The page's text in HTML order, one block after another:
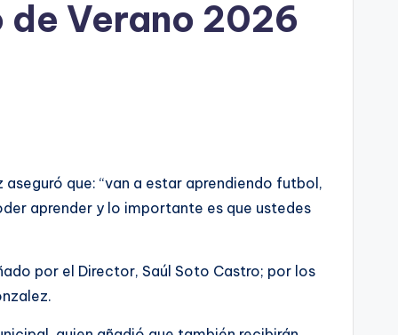
Verano 2026
que: “van a estar aprendiendo futbol,
aprender y lo importante es que ustedes
por el Director, Saúl Soto Castro; por los